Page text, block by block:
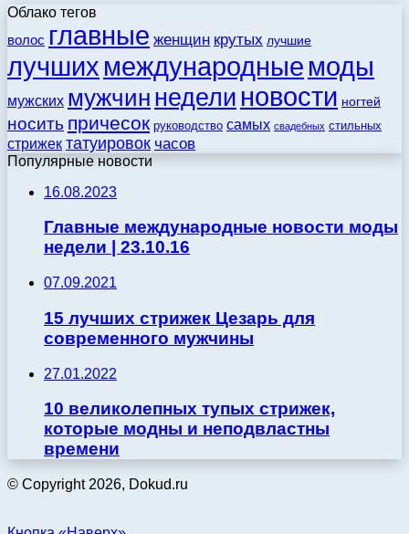
Облако тегов
волос главные женщин крутых лучшие
лучших международные моды
мужских мужчин недели новости ногтей
носить причесок руководство самых свадебных стильных
стрижек татуировок часов
Популярные новости
16.08.2023
Главные международные новости моды
недели | 23.10.16
07.09.2021
15 лучших стрижек Цезарь для
современного мужчины
27.01.2022
10 великолепных тупых стрижек,
которые модны и неподвластны
времени
© Copyright 2026, Dokud.ru